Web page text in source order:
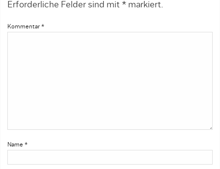
Erforderliche Felder sind mit * markiert.
Kommentar *
Name *